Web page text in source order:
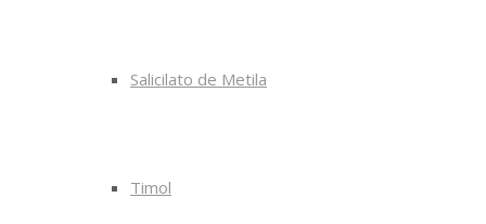
Salicilato de Metila
Timol